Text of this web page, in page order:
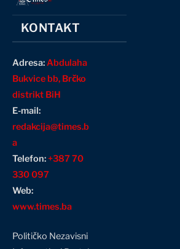
KONTAKT
Adresa: Abdulaha
Bukvice bb, Brčko
distrikt BiH
E-mail:
redakcija@times.b
a
Telefon:+387 70
330 097
Web:
www.times.ba
Političko Nezavisni